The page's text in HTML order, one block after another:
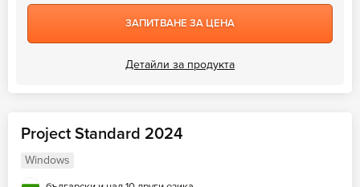
ЗАПИТВАНЕ ЗА ЦЕНА
Детайли за продукта
Project Standard 2024
Windows